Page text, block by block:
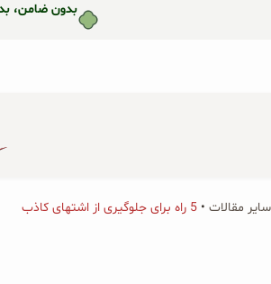
بدون ضامن،
جو دوسر پرک صبحانه
سایر مقالات • 5 راه برای جلوگیری از اشتهای کاذب